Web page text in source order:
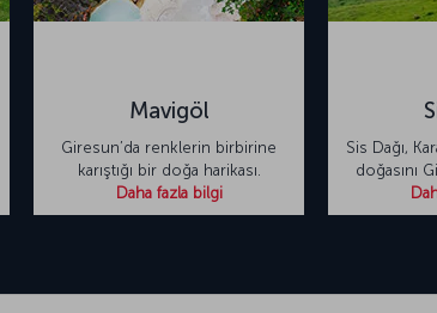
Mavigöl
Giresun’da renklerin birbirine
karıştığı bir doğa harikası.
Daha fazla bilgi
Sis Dağı,
doğasını